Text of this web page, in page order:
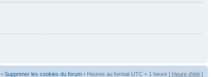
• Supprimer les cookies du forum • Heures au format UTC + 1 heure [ Heure d'été ]